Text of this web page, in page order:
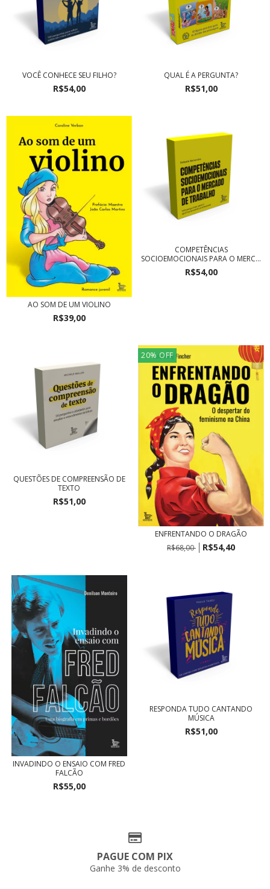
VOCÊ CONHECE SEU FILHO?
R$54,00
QUAL É A PERGUNTA?
R$51,00
AO SOM DE UM VIOLINO
R$39,00
COMPETÊNCIAS
SOCIOEMOCIONAIS PARA O MERC...
R$54,00
QUESTÕES DE COMPREENSÃO DE
TEXTO
R$51,00
20% OFF
ENFRENTANDO O DRAGÃO
R$68,00
R$54,40
INVADINDO O ENSAIO COM FRED
FALCÃO
R$55,00
RESPONDA TUDO CANTANDO
MÚSICA
R$51,00
PAGUE COM PIX
Ganhe 3% de desconto